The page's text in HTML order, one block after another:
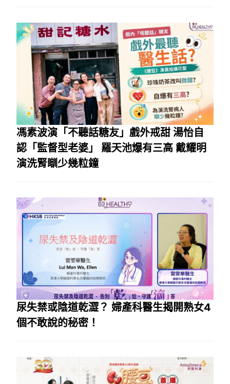
馮素波演「不聽話糖友」戲外戒甜 湯怡自
認「監督型老婆」 羅天池爆有三高 戴耀明
演洗腎瞓少幾粒鐘
尿失禁或陰道乾澀？ 婦產科醫生揭開熟女4
個不敢說的秘密！